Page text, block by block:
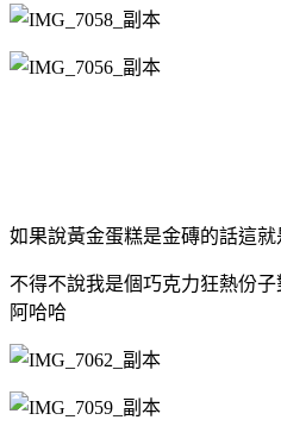
如果說黃金蛋糕是金磚的話這
不得不說我是個巧克力狂熱份
阿哈哈